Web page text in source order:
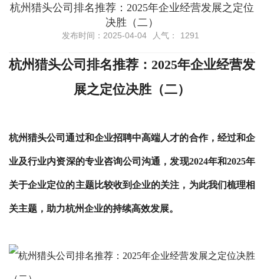
​杭州猎头公司排名推荐：2025年企业经营发展之定位
决胜（二）
发布时间：2025-04-04 人气： 1291
杭州猎头公司排名推荐：2025年企业经营发
展之定位决胜（二）
杭州猎头公司通过和企业招聘中高端人才的合作，经过和企
业及行业内资深的专业咨询公司沟通，发现2024年和2025年
关于企业定位的主题比较收到企业的关注，为此我们梳理相
关主题，助力杭州企业的持续高效发展。